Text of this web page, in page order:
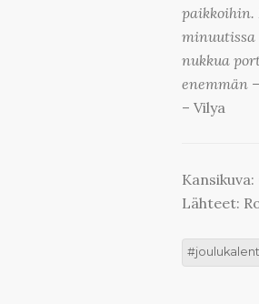
paikkoihin.
nukkua
enemmän
– Vilya
Lähteet: